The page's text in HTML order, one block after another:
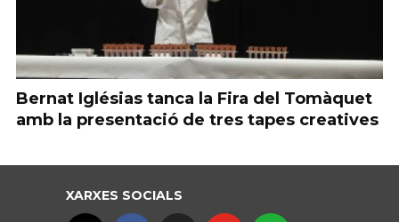
Bernat Iglésias tanca la Fira del Tomàquet
amb la presentació de tres tapes creatives
XARXES SOCIALS